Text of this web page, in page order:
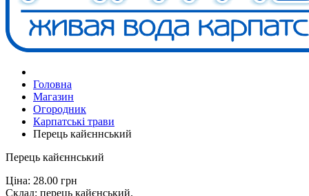
Головна
Магазин
Огородник
Карпатські трави
Перець кайєннський
Перець кайєннський
Ціна: 28.00 грн
Склад: перець кайєнський.